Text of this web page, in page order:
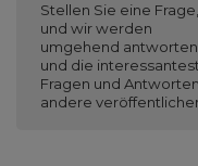
Stellen Sie eine Frage,
und wir werden
umgehend antworten
und die
Fragen und
andere